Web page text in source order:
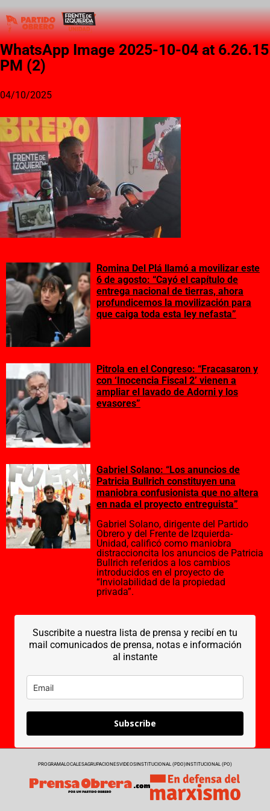
WhatsApp Image 2025-10-04 at 6.26.15
PM (2)
04/10/2025
Romina Del Plá llamó a movilizar este
6 de agosto: “Cayó el capítulo de
entrega nacional de tierras, ahora
profundicemos la movilización para
que caiga toda esta ley nefasta”
Pitrola en el Congreso: “Fracasaron y
con ‘Inocencia Fiscal 2’ vienen a
ampliar el lavado de Adorni y los
evasores”
Gabriel Solano: “Los anuncios de
Patricia Bullrich constituyen una
maniobra confusionista que no altera
en nada el proyecto entreguista”
Gabriel Solano, dirigente del Partido
Obrero y del Frente de Izquierda-
Unidad, calificó como maniobra
distraccioncita los anuncios de Patricia
Bullrich referidos a los cambios
introducidos en el proyecto de
“Inviolabilidad de la propiedad
privada”.
Suscribite a nuestra lista de prensa y recibí en tu
mail comunicados de prensa, notas e información
al instante
Subscribe
PROGRAMALOCALESAGRUPACIONESVIDEOSINSTITUCIONAL (PDO)INSTITUCIONAL (PO)